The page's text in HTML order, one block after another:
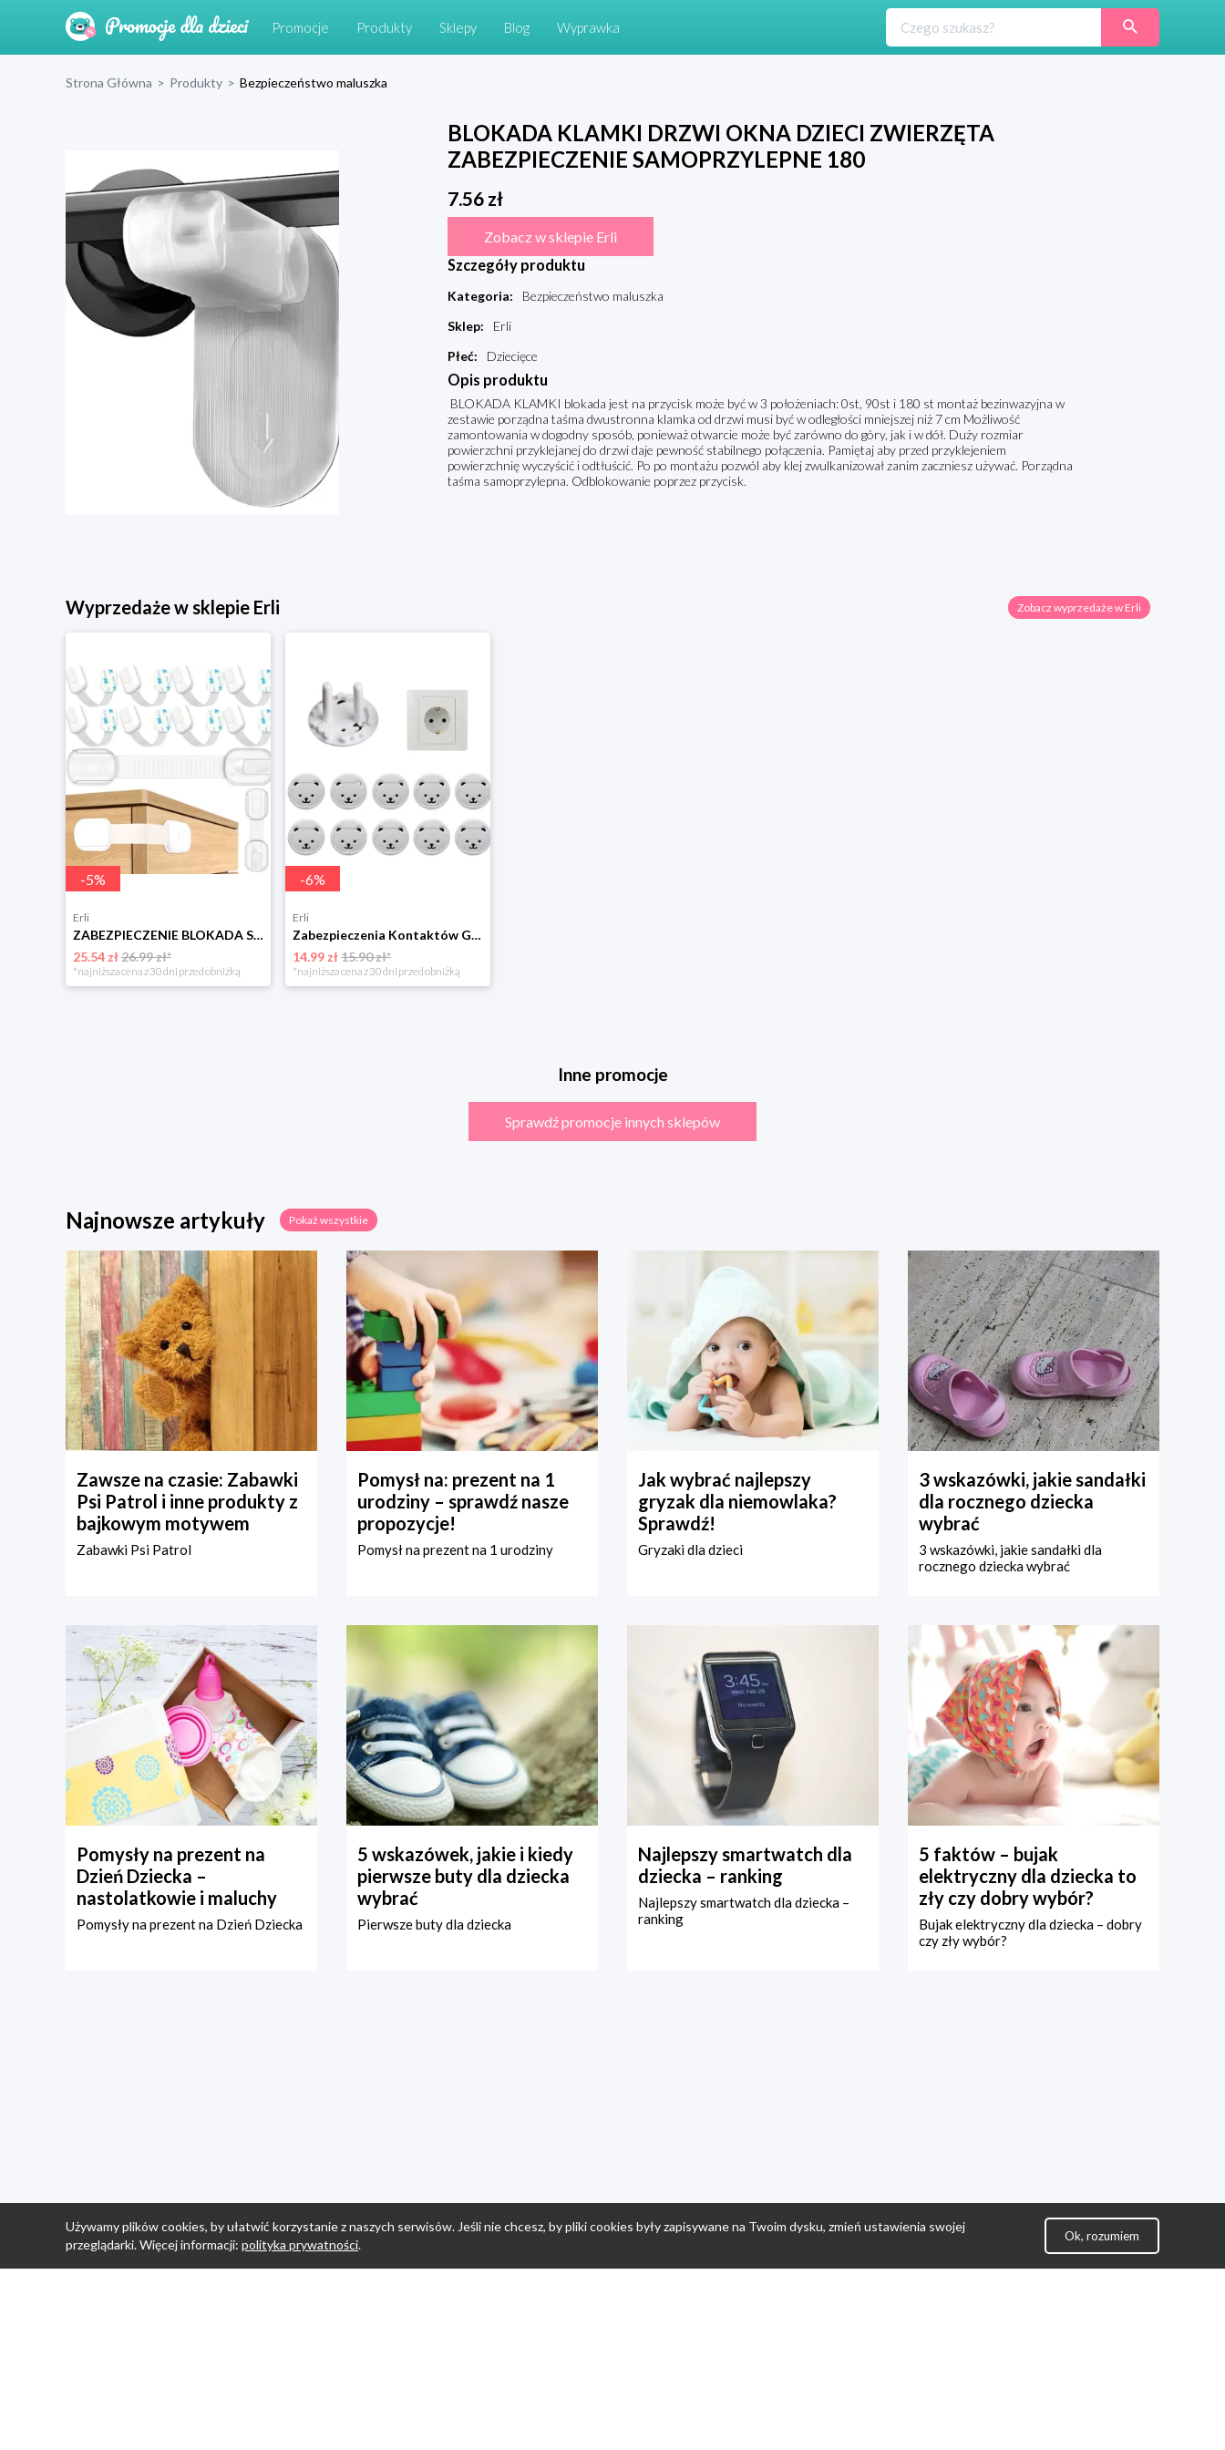
Promocje Produkty Sklepy Blog Wyprawka
Strona Główna > Produkty > Bezpieczeństwo maluszka
BLOKADA KLAMKI DRZWI OKNA DZIECI ZWIERZĘTA
ZABEZPIECZENIE SAMOPRZYLEPNE 180
7.56zł
Zobacz w sklepie Erli
Szczegóły produktu
Kategoria:
Bezpieczeństwo maluszka
Sklep:
Erli
Płeć: Dziecięce
Opis produktu
BLOKADA KLAMKI blokada jest na przycisk może być w 3 położeniach: 0st, 90st i 180 st montaż bezinwazyjna w
zestawie porządna taśma dwustronna klamka od drzwi musi być w odległości mniejszej niż 7 cm Możliwość
zamontowania w dogodny sposób, ponieważ otwarcie może być zarówno do góry, jak i w dół. Duży rozmiar
powierzchni przyklejanej do drzwi daje pewność stabilnego połączenia. Pamiętaj aby przed przyklejeniem
powierzchnię wyczyścić i odtłuścić. Po po montażu pozwól aby klej zwulkanizował zanim zaczniesz używać. Porządna
taśma samoprzylepna. Odblokowanie poprzez przycisk.
Wyprzedaże w sklepie Erli Zobacz wyprzedaże w Erli
-5%
Erli
ZABEZPIECZENIE BLOKADA SZAFEK MEBLI SZUFLAD DRZW PRZED DZIEĆMI MOCNE 10szt
25.54 zł26.99 zł*
*najniższa cena z 30 dni przed obniżką
-6%
Erli
Zabezpieczenia Kontaktów Gniazdek Zaślepki Blokada
14.99 zł15.90 zł*
*najniższa cena z 30 dni przed obniżką
Inne promocje
Sprawdź promocje innych sklepów
Najnowsze artykuły Pokaż wszystkie
Zawsze na czasie: Zabawki
Psi Patrol i inne produkty z
bajkowym motywem
Zabawki Psi Patrol
Pomysł na: prezent na 1
urodziny – sprawdź nasze
propozycje!
Pomysł na prezent na 1 urodziny
Jak wybrać najlepszy
gryzak dla niemowlaka?
Sprawdź!
Gryzaki dla dzieci
3 wskazówki, jakie sandałki
dla rocznego dziecka
wybrać
3 wskazówki, jakie sandałki dla
rocznego dziecka wybrać
Pomysły na prezent na
Dzień Dziecka –
nastolatkowie i maluchy
Pomysły na prezent na Dzień Dziecka
5 wskazówek, jakie i kiedy
pierwsze buty dla dziecka
wybrać
Pierwsze buty dla dziecka
Najlepszy smartwatch dla
dziecka – ranking
Najlepszy smartwatch dla dziecka –
ranking
5 faktów – bujak
elektryczny dla dziecka to
zły czy dobry wybór?
Bujak elektryczny dla dziecka – dobry
czy zły wybór?
Używamy plików cookies, by ułatwić korzystanie z naszych serwisów. Jeśli nie chcesz, by pliki cookies były zapisywane na Twoim dysku, zmień ustawienia swojej
przeglądarki. Więcej informacji: polityka prywatności.
Ok, rozumiem